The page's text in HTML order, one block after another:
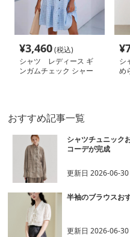
¥3,460(税込)
シャツ レディース ギ
ンガムチェック シャー
¥
シ
め
おすすめ記事一覧
シャツチュニック
コーデが完成
更新日2026-06-30
半袖のブラウスお
更新日2026-06-30